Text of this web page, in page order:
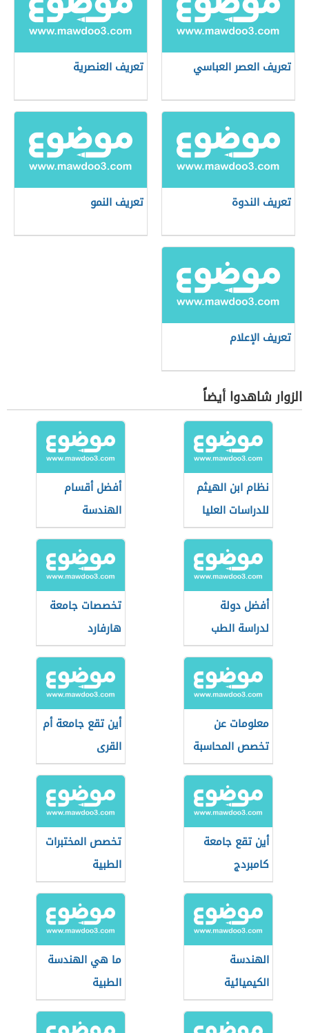
تعريف العصر العباسي تعريف العنصرية
تعريف الندوة تعريف النمو
تعريف الإعلام
الزوار شاهدوا أيضاً
نظام ابن الهيثم
للدراسات العليا
(جامعة المنصورة)
أفضل أقسام
الهندسة
أفضل دولة
لدراسة الطب
تخصصات جامعة
هارفارد
معلومات عن
تخصص المحاسبة
أين تقع جامعة أم
القرى
أين تقع جامعة
كامبردج
تخصص المختبرات
الطبية
الهندسة
الكيميائية
ما هي الهندسة
الطبية